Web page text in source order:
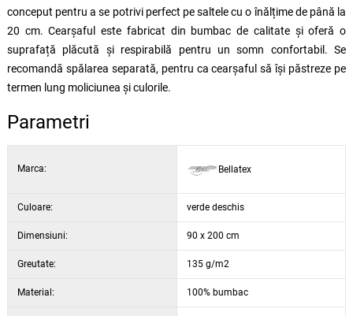
conceput pentru a se potrivi perfect pe saltele cu o înălțime de până la
20 cm. Cearșaful este fabricat din bumbac de calitate și oferă o
suprafață plăcută și respirabilă pentru un somn confortabil. Se
recomandă spălarea separată, pentru ca cearșaful să își păstreze pe
termen lung moliciunea și culorile.
Parametri
Marca: Bellatex
Culoare: verde deschis
Dimensiuni: 90 x 200 cm
Greutate: 135 g/m2
Material: 100% bumbac